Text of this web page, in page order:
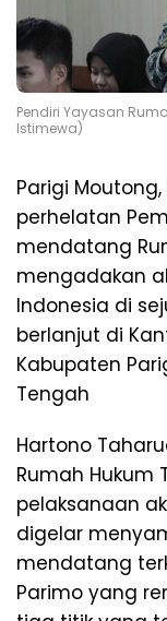
Pendiri Yayasan
Istimewa)
Parigi Moutong,
perhelatan
mendatang
mengadakan
Indonesia di
berlanjut di
Kabupaten
Tengah
Hartono
Rumah Hukum
pelaksanaan
digelar
mendatang
Parimo yang